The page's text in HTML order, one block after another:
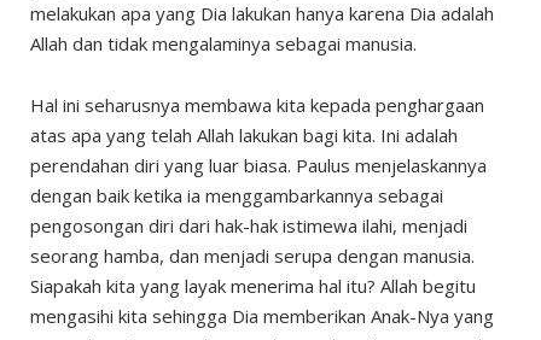
melakukan apa yang Dia lakukan hanya karena Dia adalah
Allah dan tidak mengalaminya sebagai manusia.
Hal ini seharusnya membawa kita kepada penghargaan
atas apa yang telah Allah lakukan bagi kita. Ini adalah
perendahan diri yang luar biasa. Paulus menjelaskannya
dengan baik ketika ia menggambarkannya sebagai
pengosongan diri dari hak-hak istimewa ilahi, menjadi
seorang hamba, dan menjadi serupa dengan manusia.
Siapakah kita yang layak menerima hal itu? Allah begitu
mengasihi kita sehingga Dia memberikan Anak-Nya yang